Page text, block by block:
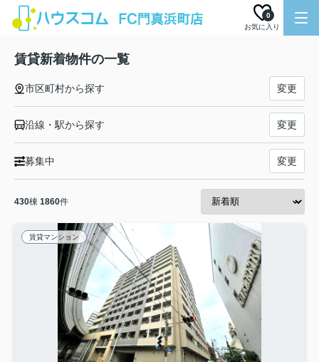
お気に入り
0
賃貸新着物件の一覧
市区町村から探す 変更
沿線・駅から探す 変更
募集中 変更
430棟 1860件
賃貸マンション